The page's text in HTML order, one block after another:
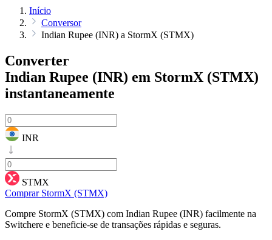
Início
Conversor
Indian Rupee (INR) a StormX (STMX)
Converter
Indian Rupee (INR) em StormX (STMX)
instantaneamente
INR
STMX
Comprar StormX (STMX)
Compre StormX (STMX) com Indian Rupee (INR) facilmente na
Switchere e beneficie-se de transações rápidas e seguras.